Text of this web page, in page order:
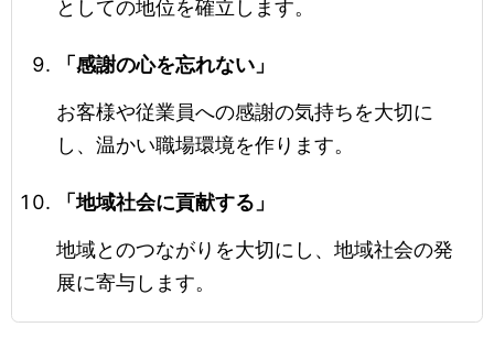
としての地位を確立します。
「感謝の心を忘れない」
お客様や従業員への感謝の気持ちを大切に
し、温かい職場環境を作ります。
「地域社会に貢献する」
地域とのつながりを大切にし、地域社会の発
展に寄与します。